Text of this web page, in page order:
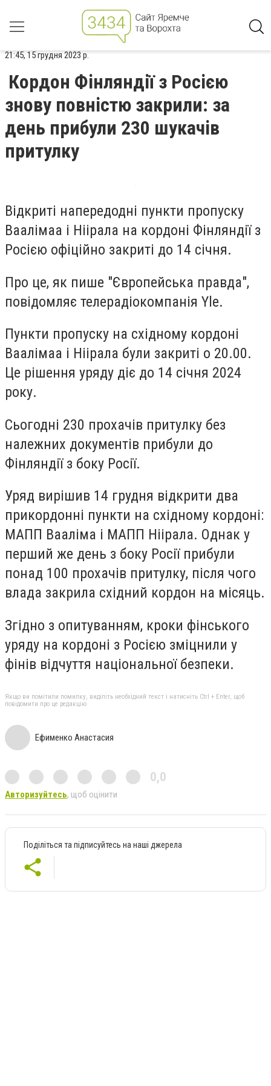
21:45, 15 грудня 2023 р.
Кордон Фінляндії з Росією
знову повністю закрили: за
день прибули 230 шукачів
притулку
Відкриті напередодні пункти пропуску
Ваалімаа і Ніірала на кордоні Фінляндії з
Росією офіційно закриті до 14 січня.
Про це, як пише "Європейська правда",
повідомляє телерадіокомпанія Yle.
Пункти пропуску на східному кордоні
Ваалімаа і Ніірала були закриті о 20.00.
Це рішення уряду діє до 14 січня 2024
року.
Сьогодні 230 прохачів притулку без
належних документів прибули до
Фінляндії з боку Росії.
Уряд вирішив 14 грудня відкрити два
прикордонні пункти на східному кордоні:
МАПП Вааліма і МАПП Ніірала. Однак у
перший же день з боку Росії прибули
понад 100 прохачів притулку, після чого
влада закрила східний кордон на місяць.
Згідно з опитуванням, кроки фінського
уряду на кордоні з Росією зміцнили у
фінів відчуття національної безпеки.
Якщо ви помітили помилку, виділіть необхідний текст і натисніть Ctrl + Enter, щоб
повідомити про це редакцію
Ефименко Анастасия
0,0
Авторизуйтесь, щоб оцінити
Поділіться та підписуйтесь на наші джерела